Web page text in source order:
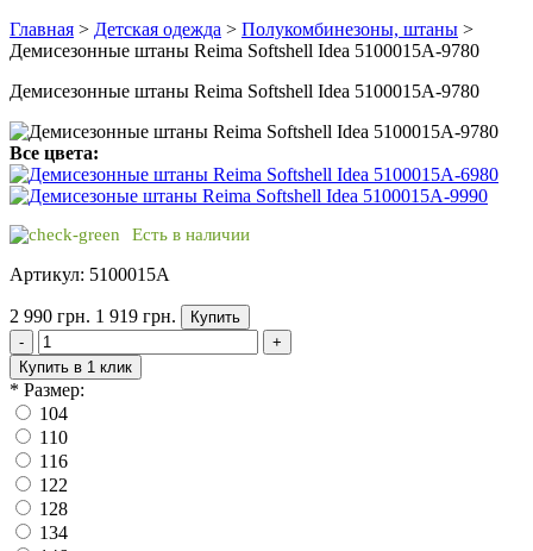
Главная > Детская одежда > Полукомбинезоны, штаны >
Демисезонные штаны Reima Softshell Idea 5100015A-9780
Демисезонные штаны Reima Softshell Idea 5100015A-9780
Все цвета:
Есть в наличии
Артикул: 5100015A
2 990 грн. 1 919 грн.
Купить
-
+
Купить в 1 клик
* Размер:
104
110
116
122
128
134